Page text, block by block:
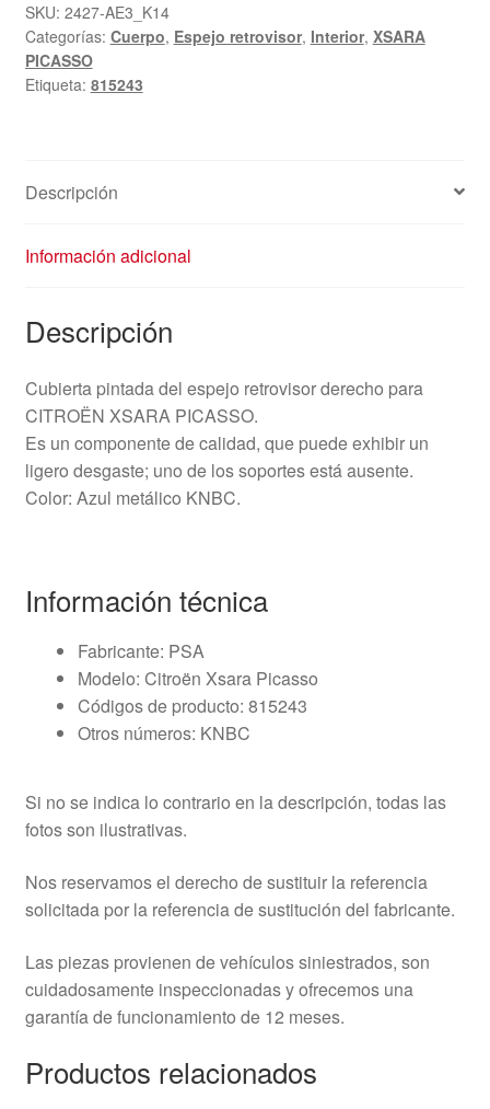
SKU: 2427-AE3_K14
Categorías: Cuerpo, Espejo retrovisor, Interior, XSARA
PICASSO
Etiqueta: 815243
Descripción
Información adicional
Descripción
Cubierta pintada del espejo retrovisor derecho para
CITROËN XSARA PICASSO.
Es un componente de calidad, que puede exhibir un
ligero desgaste; uno de los soportes está ausente.
Color: Azul metálico KNBC.
Información técnica
Fabricante: PSA
Modelo: Citroën Xsara Picasso
Códigos de producto: 815243
Otros números: KNBC
Si no se indica lo contrario en la descripción, todas las
fotos son ilustrativas.
Nos reservamos el derecho de sustituir la referencia
solicitada por la referencia de sustitución del fabricante.
Las piezas provienen de vehículos siniestrados, son
cuidadosamente inspeccionadas y ofrecemos una
garantía de funcionamiento de 12 meses.
Productos relacionados